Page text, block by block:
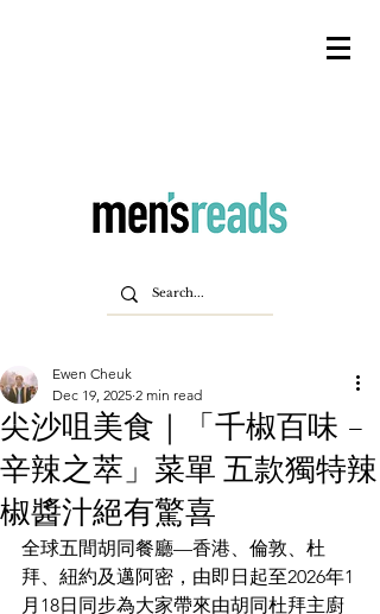
尖沙咀美食｜「千椒百味 –
辛辣之萃」菜單 五款獨特辣
椒醬汁絕有驚喜
Ewen Cheuk
Dec 19, 2025 2 min read
全球五間胡同餐廳—香港、倫敦、杜
拜、紐約及邁阿密，由即日起至2026年1
月18日同步為大家帶來由胡同杜拜主廚